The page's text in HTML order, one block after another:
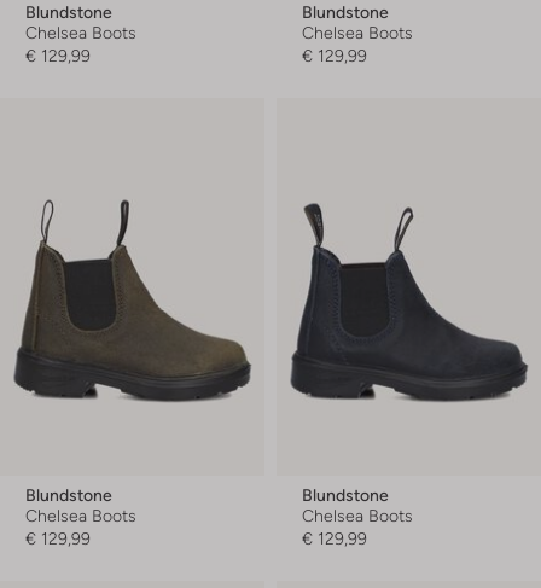
Blundstone
Chelsea Boots
€ 129,99
Blundstone
Chelsea Boots
€ 129,99
Blundstone
Chelsea Boots
€ 129,99
Blundstone
Chelsea Boots
€ 129,99